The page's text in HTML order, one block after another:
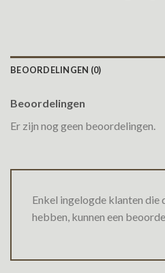
BEOORDELINGEN (0)
Beoordelingen
Er zijn nog geen beoordelingen.
Enkel ingelogde klanten
hebben, kunnen een